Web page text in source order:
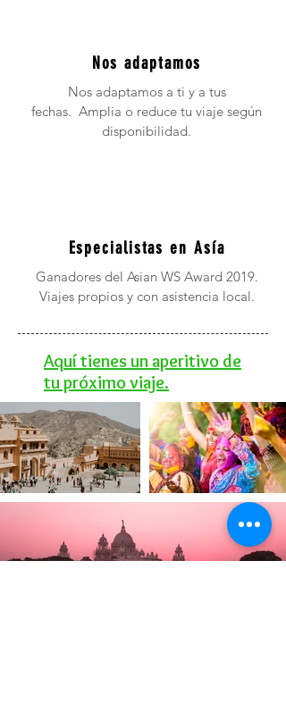
Nos adaptamos
Nos adaptamos a ti y a tus
fechas. Amplia o reduce tu viaje según
disponibilidad.
Especialistas en Asía
Ganadores del Asian WS Award 2019.
Viajes propios y con asistencia local.
Aquí tienes un aperitivo de
tu próximo viaje.